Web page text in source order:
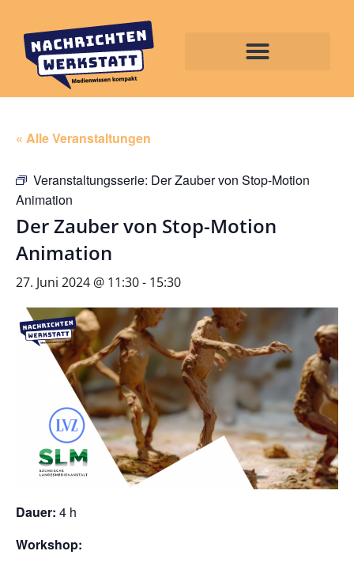
« Alle Veranstaltungen
Veranstaltungsserie: Der Zauber von Stop-Motion
Animation
Der Zauber von Stop-Motion
Animation
27. Juni 2024 @ 11:30- 15:30
Dauer: 4 h
Workshop: